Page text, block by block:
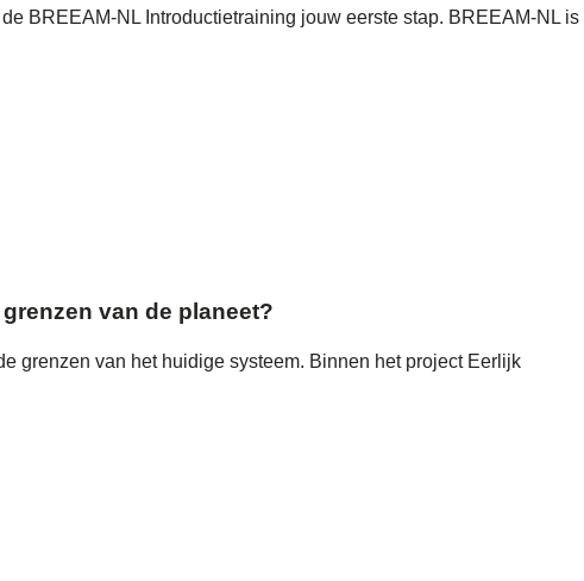
BREEAM-NL Introductietraining jouw eerste stap. BREEAM-NL is
van de planeet?
grenzen van het huidige systeem. Binnen het project Eerlijk